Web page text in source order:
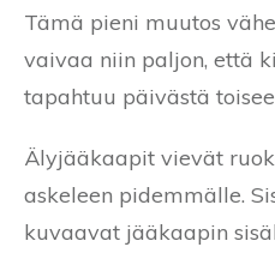
Tämä pieni muutos
vaivaa niin paljon, että
tapahtuu päivästä
Älyjääkaapit vievät
askeleen pidemmälle.
kuvaavat jääkaapin